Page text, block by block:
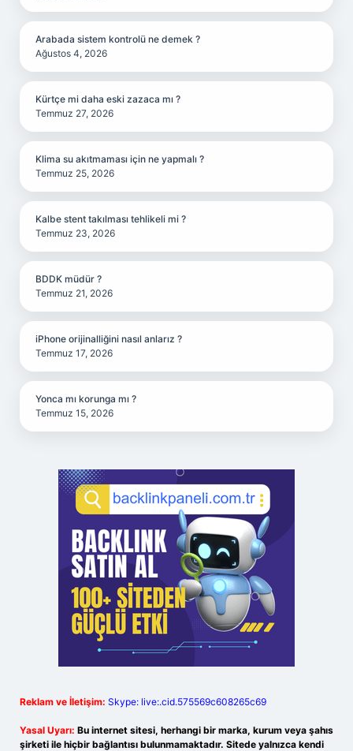
Arabada sistem kontrolü ne demek ?
Ağustos 4, 2026
Kürtçe mi daha eski zazaca mı ?
Temmuz 27, 2026
Klima su akıtmaması için ne yapmalı ?
Temmuz 25, 2026
Kalbe stent takılması tehlikeli mi ?
Temmuz 23, 2026
BDDK müdür ?
Temmuz 21, 2026
iPhone orijinalliğini nasıl anlarız ?
Temmuz 17, 2026
Yonca mı korunga mı ?
Temmuz 15, 2026
Reklam ve İletişim: Skype: live:.cid.575569c608265c69
Yasal Uyarı: Bu internet sitesi, herhangi bir marka, kurum veya şahıs
şirketi ile hiçbir bağlantısı bulunmamaktadır. Sitede yalnızca kendi